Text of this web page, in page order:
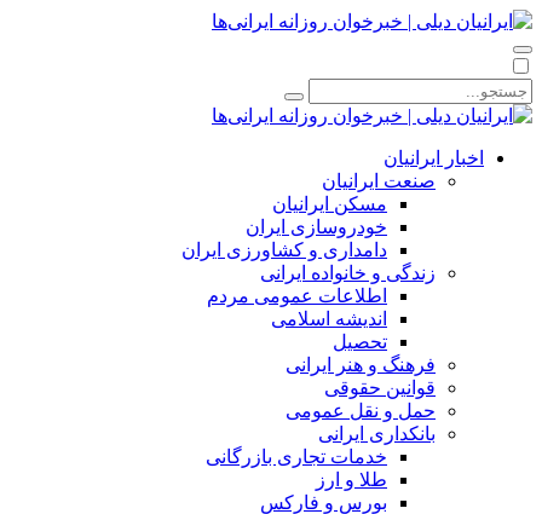
اخبار ایرانیان
صنعت ایرانیان
مسکن ایرانیان
خودروسازی ایران
دامداری و کشاورزی ایران
زندگی و خانواده ایرانی
اطلاعات عمومی مردم
اندیشه اسلامی
تحصیل
فرهنگ و هنر ایرانی
قوانین حقوقی
حمل و نقل عمومی
بانکداری ایرانی
خدمات تجاری بازرگانی
طلا و ارز
بورس و فارکس